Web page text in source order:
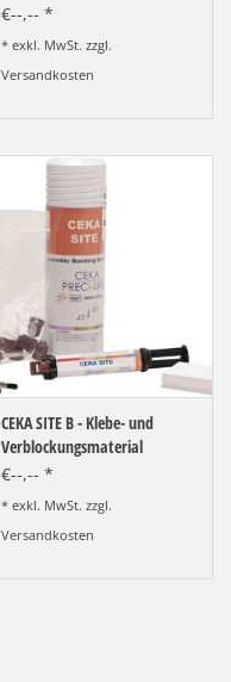
€--,-- *
* exkl. MwSt. zzgl.
Versandkosten
CEKA SITE B - Klebe- und
Verblockungsmaterial
€--,-- *
* exkl. MwSt. zzgl.
Versandkosten